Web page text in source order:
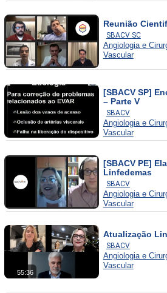
Reunião
SBACV SC
Angiologia e
Vascular
[SBACV SP]
– Parte V
SBACV
Angiologia e
Vascular
[SBACV PE]
Linfedemas
SBACV
Angiologia e
Vascular
55:36
Atualização
SBACV
Angiologia e
Vascular